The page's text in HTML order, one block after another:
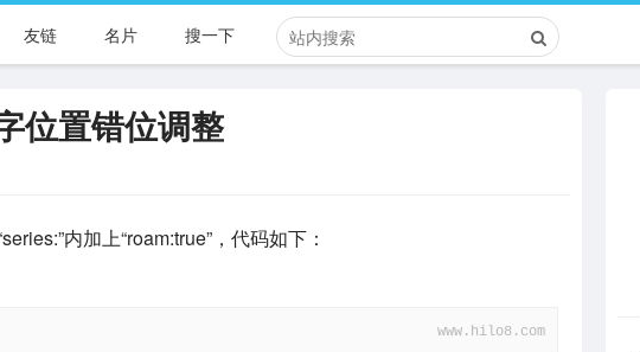
友链 名片 搜一下
位置错位调整
内加上“roam:true”，代码如下：
www.hilo8.com